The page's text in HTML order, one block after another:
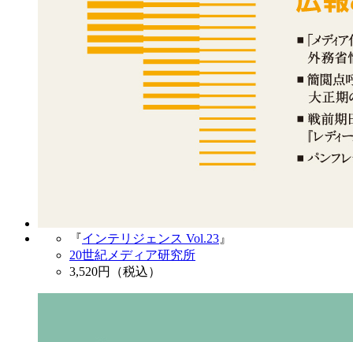
『インテリジェンス Vol.23 』
20世紀メディア研究所
3,520円（税込）